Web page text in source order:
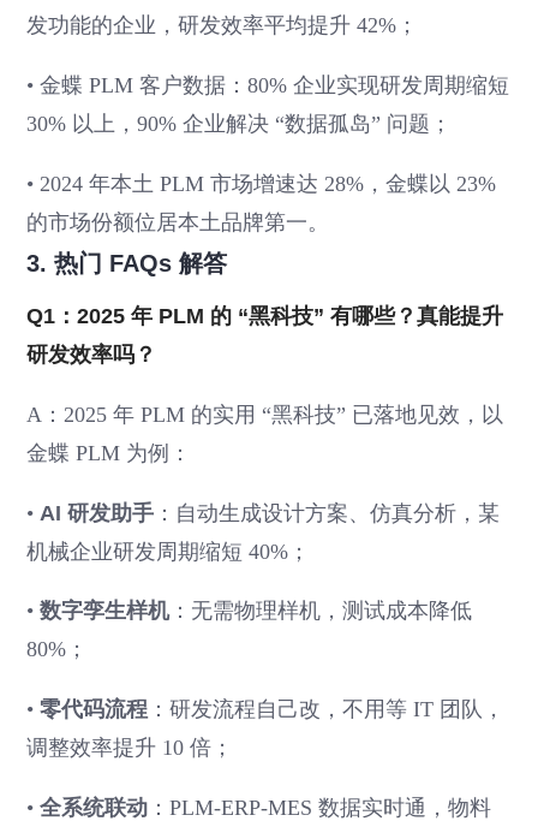
发功能的企业，研发效率平均提升 42%；
• 金蝶 PLM 客户数据：80% 企业实现研发周期缩短
30% 以上，90% 企业解决 “数据孤岛” 问题；
• 2024 年本土 PLM 市场增速达 28%，金蝶以 23%
的市场份额位居本土品牌第一。
3. 热门 FAQs 解答
Q1：2025 年 PLM 的 “黑科技” 有哪些？真能提升
研发效率吗？
A：2025 年 PLM 的实用 “黑科技” 已落地见效，以
金蝶 PLM 为例：
• AI 研发助手 ：自动生成设计方案、仿真分析，某
机械企业研发周期缩短 40%；
•数字孪生样机：无需物理样机，测试成本降低
80%；
•零代码流程 ：研发流程自己改，不用等 IT 团队，
调整效率提升 10 倍；
•全系统联动 ：PLM-ERP-MES 数据实时通，物料